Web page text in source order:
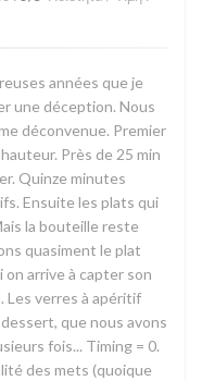
années que je
une déception. Nous
déconvenue. Premier
Près de 25 min
Quinze minutes
Ensuite les plats qui
la bouteille reste
quasiment le plat
on arrive à capter son
Les verres à apéritif
que nous avons
fois... Timing = 0.
des mets (quoique